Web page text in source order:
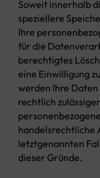
Soweit innerhalb
speziellere
Ihre
für die
berechtigtes
eine Einwilligung
werden Ihre
rechtlich
handelsrechtliche
letztgenannten
dieser Gründe.